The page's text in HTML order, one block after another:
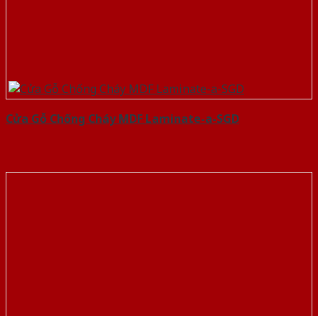
Cửa Gỗ Chống Cháy MDF Laminate-a-SGD